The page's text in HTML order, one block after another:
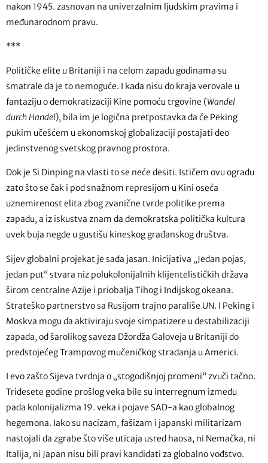
nakon 1945. zasnovan na univerzalnim ljudskim pravima i
međunarodnom pravu.
***
Političke elite u Britaniji i na celom zapadu godinama su
smatrale da je to nemoguće. I kada nisu do kraja verovale u
fantaziju o demokratizaciji Kine pomoću trgovine (Wandel
durch Handel), bila im je logična pretpostavka da će Peking
pukim učešćem u ekonomskoj globalizaciji postajati deo
jedinstvenog svetskog pravnog prostora.
Dok je Si Đinping na vlasti to se neće desiti. Ističem ovu ogradu
zato što se čak i pod snažnom represijom u Kini oseća
uznemirenost elita zbog zvanične tvrde politike prema
zapadu, a iz iskustva znam da demokratska politička kultura
uvek buja negde u gustišu kineskog građanskog društva.
Sijev globalni projekat je sada jasan. Inicijativa „Jedan pojas,
jedan put“ stvara niz polukolonijalnih klijentelističkih država
širom centralne Azije i priobalja Tihog i Indijskog okeana.
Strateško partnerstvo sa Rusijom trajno parališe UN. I Peking i
Moskva mogu da aktiviraju svoje simpatizere u destabilizaciji
zapada, od šarolikog saveza Džordža Galoveja u Britaniji do
predstojećeg Trampovog mučeničkog stradanja u Americi.
I evo zašto Sijeva tvrdnja o „stogodišnjoj promeni“ zvuči tačno.
Tridesete godine prošlog veka bile su interregnum između
pada kolonijalizma 19. veka i pojave SAD-a kao globalnog
hegemona. Iako su nacizam, fašizam i japanski militarizam
nastojali da zgrabe što više uticaja usred haosa, ni Nemačka, ni
Italija, ni Japan nisu bili pravi kandidati za globalno vođstvo.